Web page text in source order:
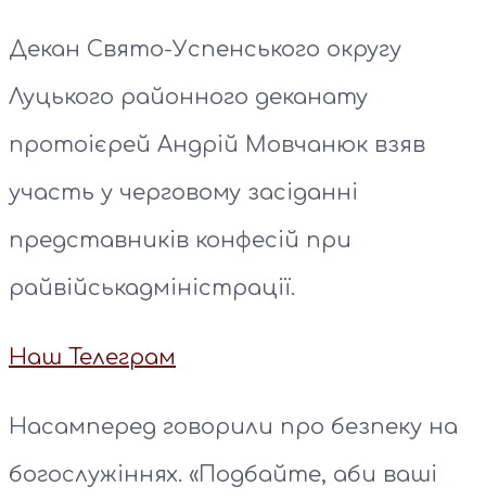
Декан Свято-Успенського округу
Луцького районного деканату
протоієрей Андрій Мовчанюк взяв
участь у черговому засіданні
представників конфесій при
райвійськадміністрації.
Наш Телеграм
Насамперед говорили про безпеку на
богослужіннях. «Подбайте, аби ваші